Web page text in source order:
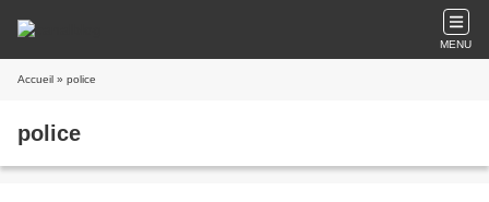
MENU
Accueil » police
police